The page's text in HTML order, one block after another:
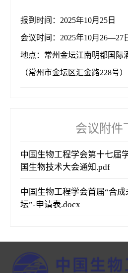
报到时间：2025年10月25日
会议时间：2025年10月26—27
地点：常州金坛江南明都国际
（常州市金坛区汇金路228号）
会议附件
中国生物工程学会第十七届
国生物技术大会通知.pdf
中国生物工程学会首届“合
坛”-申请表.docx